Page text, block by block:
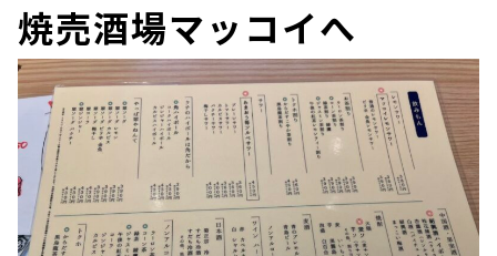
焼売酒場マッコイへ